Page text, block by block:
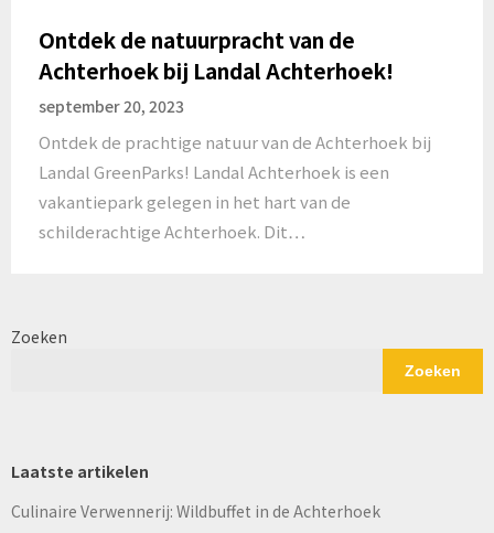
Ontdek de natuurpracht van de
Achterhoek bij Landal Achterhoek!
september 20, 2023
Ontdek de prachtige natuur van de Achterhoek bij
Landal GreenParks! Landal Achterhoek is een
vakantiepark gelegen in het hart van de
schilderachtige Achterhoek. Dit…
Zoeken
Zoeken
Laatste artikelen
Culinaire Verwennerij: Wildbuffet in de Achterhoek